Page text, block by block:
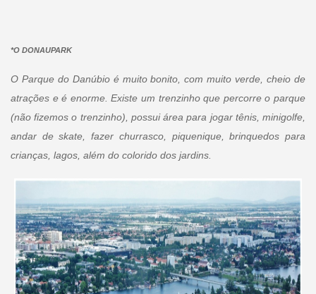
*O DONAUPARK
O Parque do Danúbio é muito bonito, com muito verde, cheio de
atrações e é enorme. Existe um trenzinho que percorre o parque
(não fizemos o trenzinho), possui área para jogar tênis, minigolfe,
andar de skate, fazer churrasco, piquenique, brinquedos para
crianças, lagos, além do colorido dos jardins.